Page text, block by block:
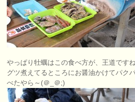
やっぱり牡蠣はこの食べ方が、王道です
グツ煮えてるところにお醤油かけてパク
べたやら～(＠_＠;)